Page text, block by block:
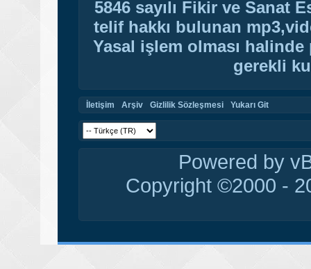
5846 sayılı Fikir ve Sanat
telif hakkı bulunan
Yasal işlem olması
gerekli
İletişim Arşiv Gizlilik Sözleşmesi Yukarı Git
Powered by
Copyright ©2000 -